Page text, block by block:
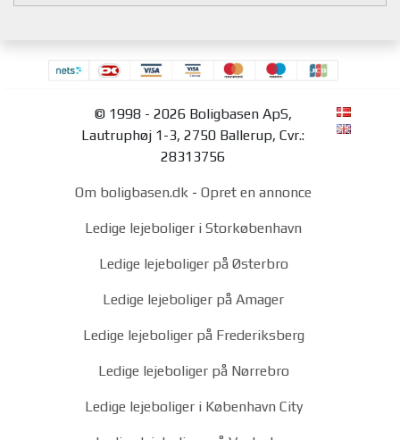
© 1998 - 2026 Boligbasen ApS,
Lautruphøj 1-3, 2750 Ballerup, Cvr.:
28313756
Om boligbasen.dk - Opret en annonce
Ledige lejeboliger i Storkøbenhavn
Ledige lejeboliger på Østerbro
Ledige lejeboliger på Amager
Ledige lejeboliger på Frederiksberg
Ledige lejeboliger på Nørrebro
Ledige lejeboliger i København City